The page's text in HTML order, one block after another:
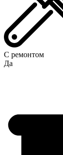
С ремонтом
Да